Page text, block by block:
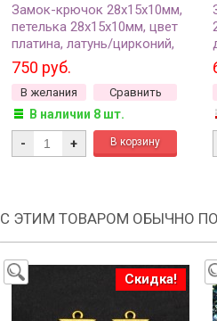
Замок-крючок 28х15х10мм,
петелька 28х15х10мм, цвет
платина, латунь/цирконий,
09-035, 1 комплект
750 руб.
В желания Сравнить
В наличии 8 шт.
- +
С ЭТИМ ТОВАРОМ ОБЫЧНО
Скидка!